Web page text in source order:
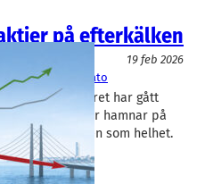
på efterkälken
19 feb 2026
Nolato
månader av året har gått
skånska aktier hamnar på
med börsen som helhet.